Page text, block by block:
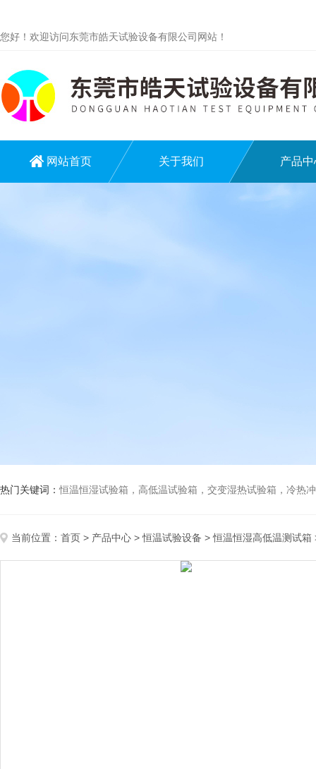
您好！欢迎访问东莞市皓天试验设备有限公司网站！
网站首页 关于我们 产品中
热门关键词：恒温恒湿试验箱，高低温试验箱，交变湿热试验箱，冷热冲击试验
当前位置： 首页 > 产品中心 >恒温试验设备 >恒温恒湿高低温测试箱